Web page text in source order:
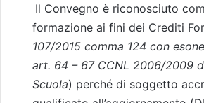
Il Convegno è riconosciuto
formazione ai fini dei Crediti
107/2015 comma 124 con
art. 64 – 67 CCNL 2006/2009
Scuola) perché di soggetto